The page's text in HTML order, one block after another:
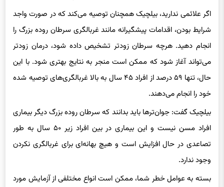
غربالگری روتین سرطان روده بزرگ را حتما انجام دهید
اگر علائمی ندارید، بیلچیک همچنان توصیه می‌کند که در صورت واجد
شرایط بودن، اقدامات پیشگیرانه مانند غربالگری سرطان روده بزرگ را
انجام دهید. هرچه سرطان زودتر تشخیص داده شود، درمان زودتر
می‌تواند آغاز شود که ممکن است منجر به نتایج بهتری شود. با این
خود را انجام می‌دهند.
بیلچیک گفت: جوان‌ترها باید بدانند که سرطان روده بزرگ دیگر بیماری
افراد مسن نیست و این بیماری در بین افراد زیر ۵۰ سال به طور
تصاعدی در حال افزایش است و هیچ بهانه‌ای برای غربالگری نکردن
وجود ندارد.